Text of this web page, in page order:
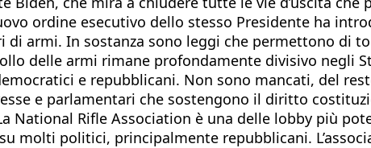
ordine esecutivo dello stesso Presidente ha
di armi. In sostanza sono leggi che permettono di
delle armi rimane profondamente divisivo negli
e repubblicani. Non sono mancati, del
e parlamentari che sostengono il diritto
National Rifle Association è una delle lobby più
molti politici, principalmente repubblicani.